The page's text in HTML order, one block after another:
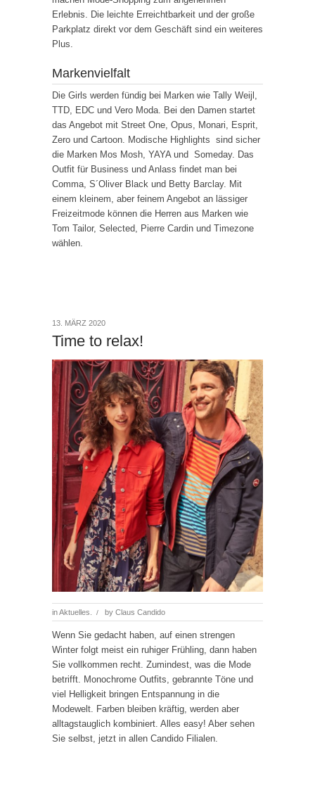
Erlebnis. Die leichte Erreichtbarkeit und der große
Parkplatz direkt vor dem Geschäft sind ein weiteres
Plus.
Markenvielfalt
Die Girls werden fündig bei Marken wie Tally Weijl,
TTD, EDC und Vero Moda. Bei den Damen startet
das Angebot mit Street One, Opus, Monari, Esprit,
Zero und Cartoon. Modische Highlights sind sicher
die Marken Mos Mosh, YAYA und Someday. Das
Outfit für Business und Anlass findet man bei
Comma, S´Oliver Black und Betty Barclay. Mit
einem kleinem, aber feinem Angebot an lässiger
Freizeitmode können die Herren aus Marken wie
Tom Tailor, Selected, Pierre Cardin und Timezone
wählen.
Time to relax!
inAktuelles. / by Claus Candido
13. MÄRZ 2020
Wenn Sie gedacht haben, auf einen strengen
Winter folgt meist ein ruhiger Frühling, dann haben
Sie vollkommen recht. Zumindest, was die Mode
betrifft. Monochrome Outfits, gebrannte Töne und
viel Helligkeit bringen Entspannung in die
Modewelt. Farben bleiben kräftig, werden aber
alltagstauglich kombiniert. Alles easy! Aber sehen
Sie selbst, jetzt in allen Candido Filialen.